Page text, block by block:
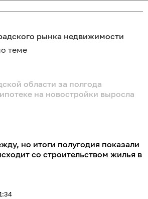
рынка недвижимости
теме
области за полгода
на новостройки выросла
но итоги полугодия показали
со строительством жилья в